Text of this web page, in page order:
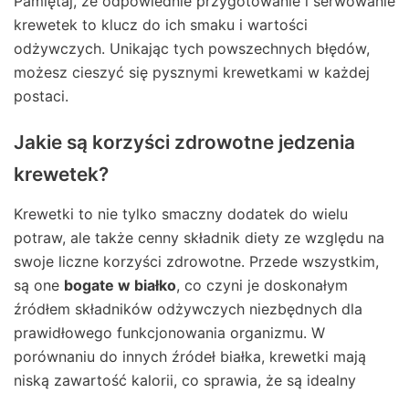
krewetek to klucz do ich smaku i wartości
odżywczych. Unikając tych powszechnych błędów,
możesz cieszyć się pysznymi krewetkami w każdej
postaci.
Jakie są korzyści zdrowotne jedzenia
krewetek?
Krewetki to nie tylko smaczny dodatek do wielu
potraw, ale także cenny składnik diety ze względu na
swoje liczne korzyści zdrowotne. Przede wszystkim,
są one bogate w białko, co czyni je doskonałym
źródłem składników odżywczych niezbędnych dla
prawidłowego funkcjonowania organizmu. W
porównaniu do innych źródeł białka, krewetki mają
niską zawartość kalorii, co sprawia, że są idealny